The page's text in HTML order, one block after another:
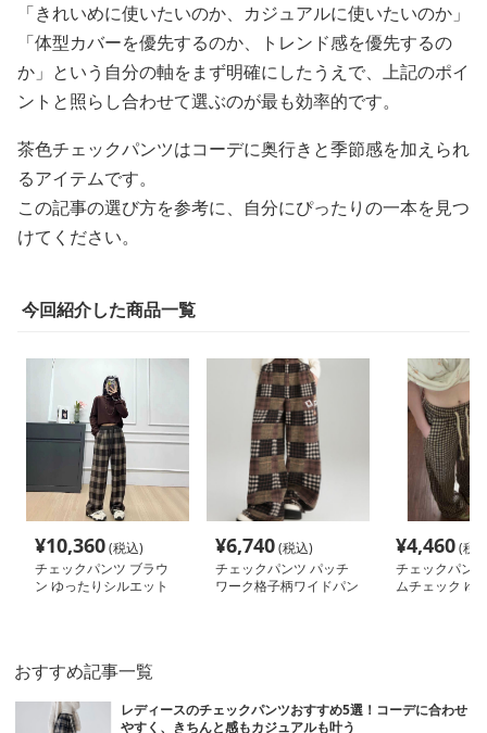
「きれいめに使いたいのか、カジュアルに使いたいのか」
「体型カバーを優先するのか、トレンド感を優先するの
か」という自分の軸をまず明確にしたうえで、上記のポイ
ントと照らし合わせて選ぶのが最も効率的です。
茶色チェックパンツはコーデに奥行きと季節感を加えられ
るアイテムです。
この記事の選び方を参考に、自分にぴったりの一本を見つ
けてください。
今回紹介した商品一覧
¥10,360(税込)
チェックパンツ ブラウ
ン ゆったりシルエット
¥6,740(税込)
チェックパンツ パッチ
ワーク格子柄ワイドパン
¥4,460(税
チェックパン
ムチェック ゆ
おすすめ記事一覧
レディースのチェックパンツおすすめ5選！コーデに合わせ
やすく、きちんと感もカジュアルも叶う